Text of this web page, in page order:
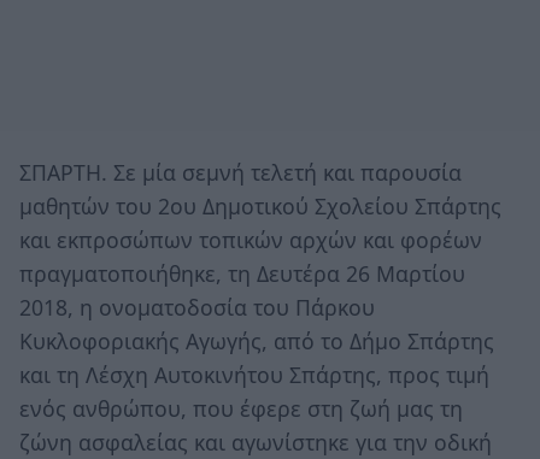
ΣΠΑΡΤΗ. Σε μία σεμνή τελετή και παρουσία
μαθητών του 2ου Δημοτικού Σχολείου Σπάρτης
και εκπροσώπων τοπικών αρχών και φορέων
πραγματοποιήθηκε, τη Δευτέρα 26 Μαρτίου
2018, η ονοματοδοσία του Πάρκου
Κυκλοφοριακής Αγωγής, από το Δήμο Σπάρτης
και τη Λέσχη Αυτοκινήτου Σπάρτης, προς τιμή
ενός ανθρώπου, που έφερε στη ζωή μας τη
ζώνη ασφαλείας και αγωνίστηκε για την οδική